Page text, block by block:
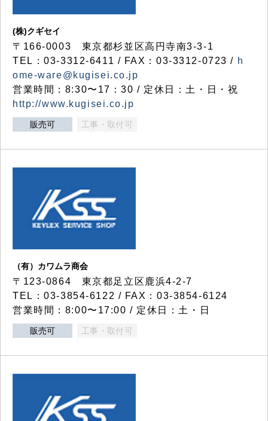
(株)クギセイ
〒166-0003 東京都杉並区高円寺南3-3-1
TEL：03-3312-6411 / FAX：03-3312-0723 / h
ome-ware@kugisei.co.jp
営業時間：8:30〜17：30 / 定休日：土・日・祝
http://www.kugisei.co.jp
販売可 工事・取付可
（有）カワムラ商会
〒123-0864 東京都足立区鹿浜4-2-7
TEL：03-3854-6122 / FAX：03-3854-6124
営業時間：8:00〜17:00 / 定休日：土・日
販売可 工事・取付可